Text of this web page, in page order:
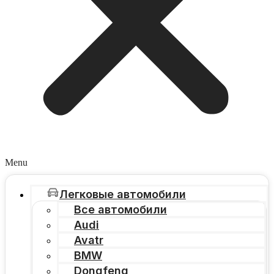
Menu
Легковые автомобили
Все автомобили
Audi
Avatr
BMW
Dongfeng